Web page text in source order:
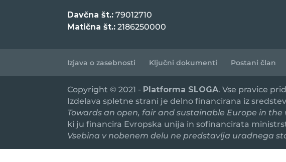
Davčna št.: 79012710
Matična št.: 2186250000
Izjava o zasebnosti Ključni dokumenti Postani član
Copyright © 2021 - Platforma SLOGA. Vse pravice
Izdelava spletne strani je delno financirana iz
Towards an open, fair and sustainable Europe in the
ki ju financira Evropska unija in sofinancirata
Vsebina v nobenem delu ne predstavlja uradnega